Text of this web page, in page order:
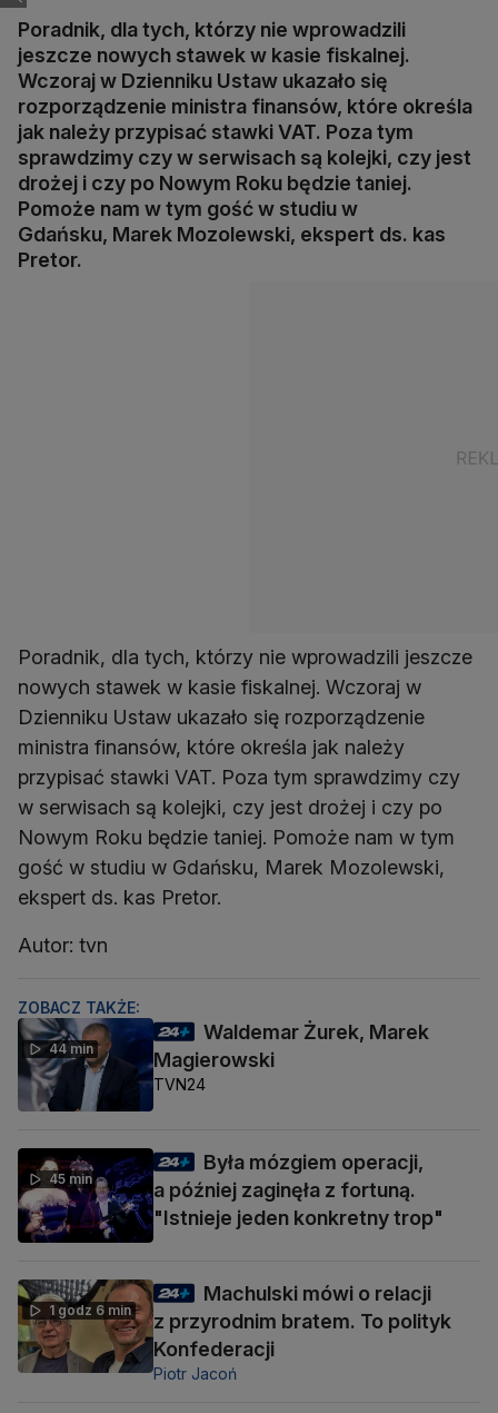
Poradnik, dla tych, którzy nie wprowadzili
jeszcze nowych stawek w kasie fiskalnej.
Wczoraj w Dzienniku Ustaw ukazało się
rozporządzenie ministra finansów, które określa
jak należy przypisać stawki VAT. Poza tym
sprawdzimy czy w serwisach są kolejki, czy jest
drożej i czy po Nowym Roku będzie taniej.
Pomoże nam w tym gość w studiu w
Gdańsku, Marek Mozolewski, ekspert ds. kas
Pretor.
Poradnik, dla tych, którzy nie wprowadzili jeszcze
nowych stawek w kasie fiskalnej. Wczoraj w
Dzienniku Ustaw ukazało się rozporządzenie
ministra finansów, które określa jak należy
przypisać stawki VAT. Poza tym sprawdzimy czy
w serwisach są kolejki, czy jest drożej i czy po
Nowym Roku będzie taniej. Pomoże nam w tym
gość w studiu w Gdańsku, Marek Mozolewski,
ekspert ds. kas Pretor.
Autor: tvn
ZOBACZ TAKŻE:
44 min
Waldemar Żurek, Marek
Magierowski
TVN24
45 min
Była mózgiem operacji,
a później zaginęła z fortuną.
"Istnieje jeden konkretny trop"
1 godz 6 min
Machulski mówi o relacji
z przyrodnim bratem. To polityk
Konfederacji
Piotr Jacoń